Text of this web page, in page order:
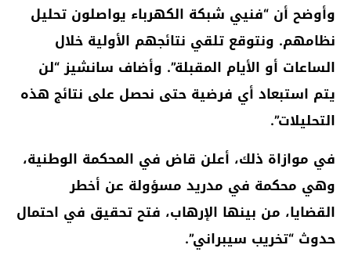
وأوضح أن “فنيي شبكة الكهرباء يواصلون تحليل
نظامهم. ونتوقع تلقي نتائجهم الأولية خلال
الساعات أو الأيام المقبلة”. وأضاف سانشيز “لن
يتم استبعاد أي فرضية حتى نحصل على نتائج هذه
التحليلات”.
في موازاة ذلك، أعلن قاض في المحكمة الوطنية،
وهي محكمة في مدريد مسؤولة عن أخطر
القضايا، من بينها الإرهاب، فتح تحقيق في احتمال
حدوث “تخريب سيبراني”.